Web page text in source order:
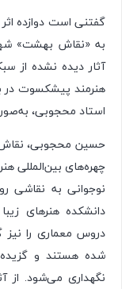
گفتنی است دوازده
به «نقاش بهشت»
آثار دیده نشده از
هنرمند پیشکسوت در
استاد محجوبی،
حسین محجوبی،
دانشکده هنرهای
دروس معماری را نیز
شده هستند و
نگهداری می‌شود. از